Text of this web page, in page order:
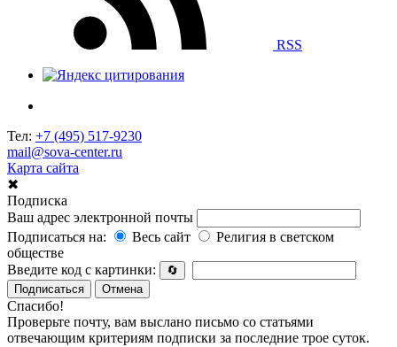
RSS
Тел: +7 (495) 517-9230
mail@sova-center.ru
Карта сайта
✖
Подписка
Ваш адрес электронной почты
Подписаться на:
Весь сайт
Религия в светском
обществе
Введите код с картинки:
🔄
Подписаться
Отмена
Спасибо!
Проверьте почту, вам выслано письмо со статьями
отвечающим критериям подписки за последние трое суток.